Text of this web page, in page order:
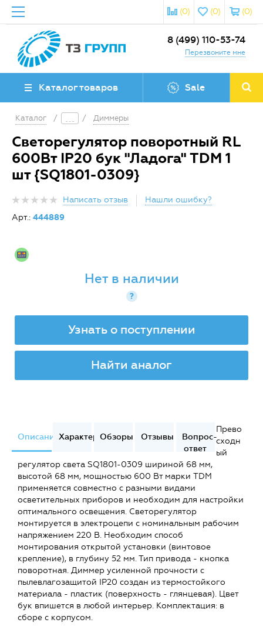
(0)
(0)
(0)
8 (499) 110-53-74
Перезвоните мне
Каталог товаров Sale
Каталог / / Диммеры
Светорегулятор поворотный RL
600Вт IP20 бук "Ладога" TDM 1
шт {SQ1801-0309}
Написать отзыв
Нашли ошибку?
Арт.: 444889
Нет в наличии
?
Узнать о поступлении
Найти аналог
ОписаниеХарактеристики
Обзоры Отзывы
Вопрос-
ответ
Прево
сходн
ый
регулятор света SQ1801-0309 шириной 68 мм,
высотой 68 мм, мощностью 600 Вт марки TDM
применяется совместно с разными видами
осветительных приборов и необходим для настройки
оптимального освещения. Светорегулятор
монтируется в электроцепи c номинальным рабочим
напряжением 220 В. Необходим способ
монтирования открытой установки (винтовое
крепление), в глубину 52 мм. Тип привода - кнопка
поворотная. Диммер усиленной прочности с
пылевлагозащитой IP20 создан из термостойкого
материала - пластик (поверхность - глянцевая). Цвет
бук впишется в любой интерьер. Комплектация: в
сборе с корпусом.